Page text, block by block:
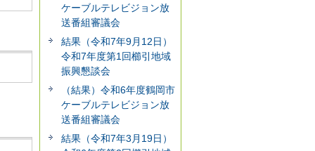
ケーブルテレビジョン放
送番組審議会
結果（令和7年9月12日）
令和7年度第1回櫛引地域
振興懇談会
（結果）令和6年度鶴岡市
ケーブルテレビジョン放
送番組審議会
結果（令和7年3月19日）